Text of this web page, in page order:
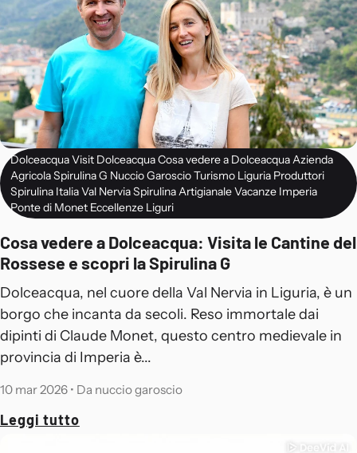
Dolceacqua Visit Dolceacqua Cosa vedere a Dolceacqua Azienda
Agricola Spirulina G Nuccio Garoscio Turismo Liguria Produttori
Spirulina Italia Val Nervia Spirulina Artigianale Vacanze Imperia
Ponte di Monet Eccellenze Liguri
Cosa vedere a Dolceacqua: Visita le Cantine del
Rossese e scopri la Spirulina G
Dolceacqua, nel cuore della Val Nervia in Liguria, è un
borgo che incanta da secoli. Reso immortale dai
dipinti di Claude Monet, questo centro medievale in
provincia di Imperia è...
10 mar 2026 • Da nuccio garoscio
Leggi tutto